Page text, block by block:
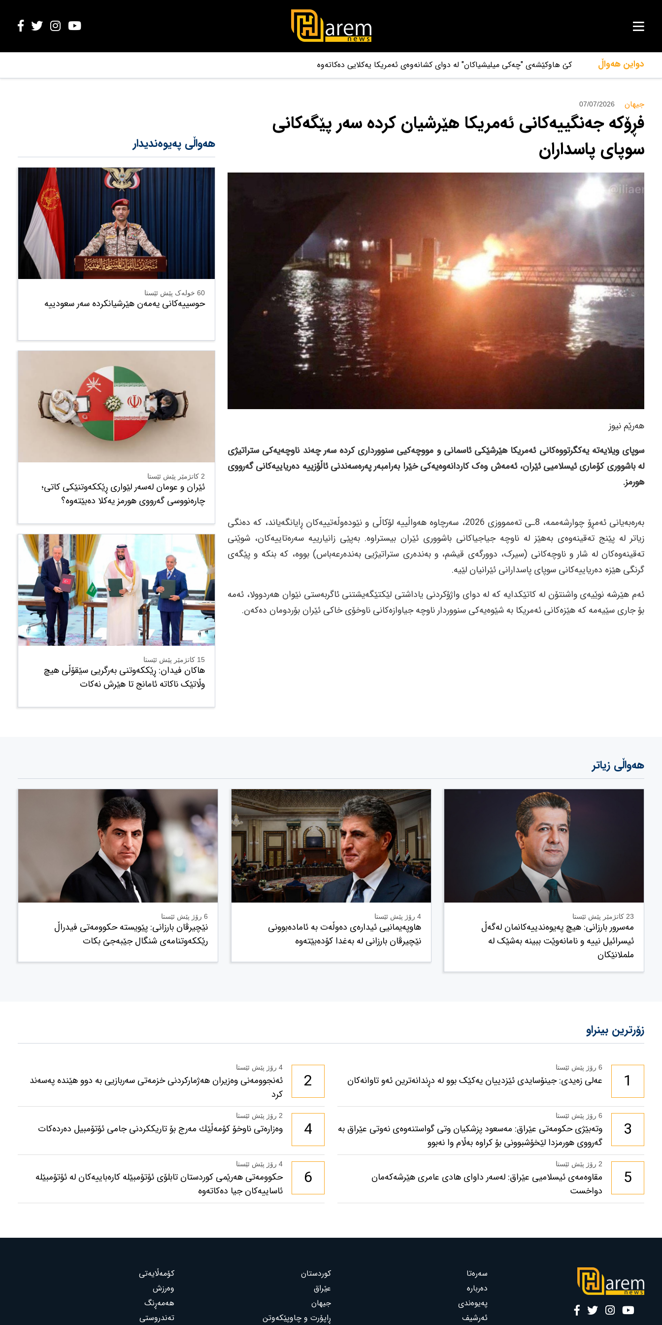
دواین هەواڵ کێ هاوکێشەی "چەکی میلیشیاکان" لە دوای کشانەوەی ئەمریکا یەکلایی دەکاتەوە
جیهان‌ 07/07/2026
فڕۆکە جەنگییەکانی ئەمریکا هێرشیان کردە سەر پێگەکانی
سوپای پاسداران
هەرێم نیوز
سوپای ویلایەتە یەکگرتووەکانی ئەمریکا هێرشێکی ئاسمانی و مووچەکیی سنوورداری کردە سەر چەند ناوچەیەکی ستراتیژی
لە باشووری کۆماری ئیسلامیی ئێران، ئەمەش وەک کاردانەوەیەکی خێرا بەرامبەر پەرەسەندنی ئاڵۆزییە دەریاییەکانی گەرووی
هورمز.
بەرەبەیانی ئەمڕۆ چوارشەممە، 8ـی تەممووزی 2026، سەرچاوە هەواڵییە لۆکاڵی و نێودەوڵەتییەکان ڕایانگەیاند، کە دەنگی
زیاتر لە پێنج تەقینەوەی بەهێز لە ناوچە جیاجیاکانی باشووری ئێران بیستراوە. بەپێی زانیارییە سەرەتاییەکان، شوێنی
تەقینەوەکان لە شار و ناوچەکانی (سیرک، دوورگەی قیشم، و بەندەری ستراتیژیی بەندەرعەباس) بووە، کە بنکە و پێگەی
گرنگی هێزە دەریاییەکانی سوپای پاسدارانی ئێرانیان لێیە.
ئەم هێرشە نوێیەی واشنتۆن لە کاتێکدایە کە لە دوای واژۆکردنی یاداشتی لێکتێگەیشتنی ئاگربەستی نێوان هەردوولا، ئەمە
بۆ جاری سێیەمە کە هێزەکانی ئەمریکا بە شێوەیەکی سنووردار ناوچە جیاوازەکانی ناوخۆی خاکی ئێران بۆردومان دەکەن.
هەواڵی پەیوەندیدار
60 خولەک پێش ئێستا
حوسییەکانی یەمەن هێرشیانکردە سەر سعودییە
2 کاتژمێر پێش ئێستا
ئێران و عومان لەسەر لێواری ڕێککەوتنێکی کاتی؛
چارەنووسی گەرووی هورمز یەکلا دەبێتەوە؟
15 کاتژمێر پێش ئێستا
هاکان فیدان: ڕێککەوتنی بەرگریی سێقۆڵی هیچ
وڵاتێک ناکاتە ئامانج تا هێرش نەکات
هەواڵی زیاتر
23 کاتژمێر پێش ئێستا
مەسرور بارزانی: هیچ پەیوەندییەکانمان لەگەڵ
ئیسرائیل نییە و نامانەوێت ببینە بەشێک لە
ململانێکان
4 رۆژ پێش ئێستا
هاوپەیمانیی ئیدارەی دەوڵەت بە ئامادەبوونی
نێچیرڤان بارزانی لە بەغدا کۆدەبێتەوە
6 رۆژ پێش ئێستا
نێچیرڤان بارزانی: پێویستە حکوومەتی فیدراڵ
رێککەوتنامەی شنگال جێبەجێ بکات
زۆرترین بینراو
1
6 رۆژ پێش ئێستا
عەلی زەیدی: جینۆسایدی ئێزدییان یەکێک بوو لە دڕندانەترین ئەو تاوانەکان 2
4 رۆژ پێش ئێستا
ئەنجوومەنی وەزیران هەژمارکردنی خزمەتی سەربازیی بە دوو هێندە پەسەند
کرد
3
6 رۆژ پێش ئێستا
وتەبێژی حکومەتی عێراق: مەسعود پزشكیان وتی گواستنەوەی نەوتی عێراق بە
گەرووی هورمزدا لێخۆشبوونی بۆ كراوە بەڵام وا نەبوو
4
2 رۆژ پێش ئێستا
وەزارەتی ناوخۆ كۆمەڵێك مەرج بۆ تاریككردنی جامی ئۆتۆمبیل دەردەكات
5
2 رۆژ پێش ئێستا
مقاوەمەی ئیسلامیی عێراق: لەسەر داوای هادی عامری هێرشەکەمان
دواخست
6
4 رۆژ پێش ئێستا
حکوومەتی هەرێمی کوردستان تابلۆی ئۆتۆمبێلە کارەباییەکان لە ئۆتۆمبێلە
ئاساییەکان جیا دەکاتەوە
سەرەتا
دەربارە
پەیوەندی
ئەرشیف
کوردستان
عێراق
جیهان
ڕاپۆرت و چاوپێکەوتن
کۆمەڵایەتی
وەرزش
هەمەڕنگ
تەندروستی